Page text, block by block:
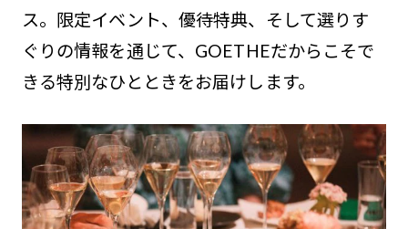
ス。限定イベント、優待特典、そして選りす
ぐりの情報を通じて、GOETHEだからこそで
きる特別なひとときをお届けします。